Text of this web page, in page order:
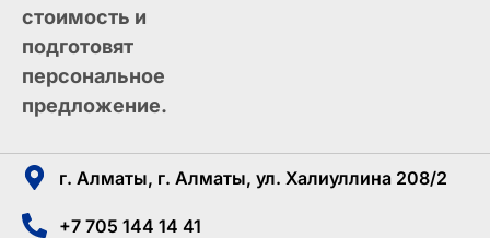
стоимость и
подготовят
персональное
предложение.
г. Алматы, г. Алматы, ул. Халиуллина 208/2
+7 705 144 14 41